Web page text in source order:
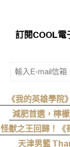
訂閱COOL電
《我的英雄學
減肥首選，檸
怪獸之王回歸！《
天津男籃